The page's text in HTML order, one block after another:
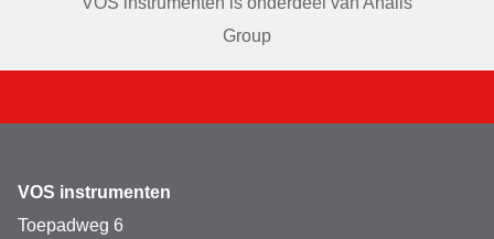
Group
VOS instrumenten
Toepadweg 6